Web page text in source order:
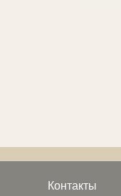
Контакты